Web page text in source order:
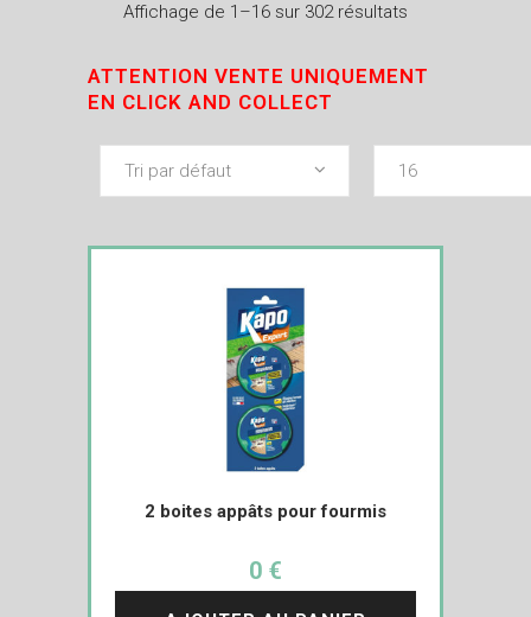
Affichage de 1–16 sur 302 résultats
ATTENTION VENTE UNIQUEMENT
EN CLICK AND COLLECT
Tri par défaut 16
2 boites appâts pour fourmis
0 €